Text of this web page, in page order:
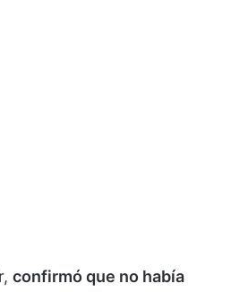
confirmó que no había